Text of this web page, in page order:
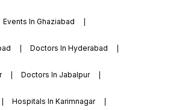
Events In Ghaziabad
Doctors In Hyderabad
Doctors In Jabalpur
Hospitals In Karimnagar